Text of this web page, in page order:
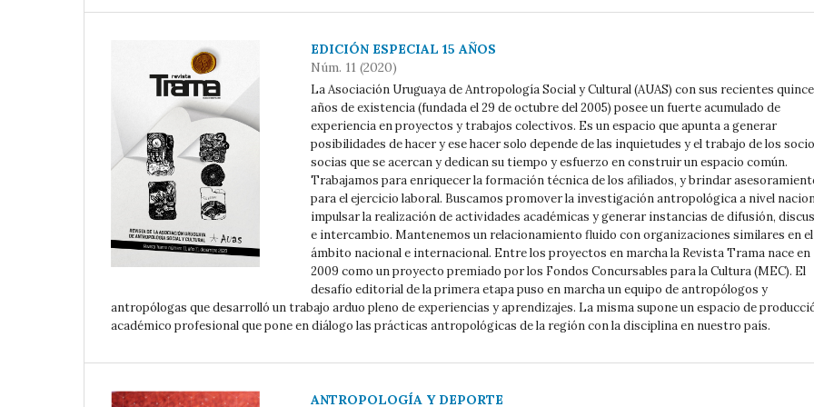
EDICIÓN ESPECIAL 15 AÑOS
Núm. 11 (2020)
La Asociación Uruguaya de Antropología Social y Cultural (AUAS) con sus recientes quince
años de existencia (fundada el 29 de octubre del 2005) posee un fuerte acumulado de
experiencia en proyectos y trabajos colectivos. Es un espacio que apunta a generar
posibilidades de hacer y ese hacer solo depende de las inquietudes y el trabajo de los
socias que se acercan y dedican su tiempo y esfuerzo en construir un espacio común.
Trabajamos para enriquecer la formación técnica de los afiliados, y brindar
para el ejercicio laboral. Buscamos promover la investigación antropológica a nivel
impulsar la realización de actividades académicas y generar instancias de difusión,
e intercambio. Mantenemos un relacionamiento fluido con organizaciones similares en el
ámbito nacional e internacional. Entre los proyectos en marcha la Revista Trama nace en
2009 como un proyecto premiado por los Fondos Concursables para la Cultura (MEC). El
desafío editorial de la primera etapa puso en marcha un equipo de antropólogos y
antropólogas que desarrolló un trabajo arduo pleno de experiencias y aprendizajes. La misma supone un espacio de
académico profesional que pone en diálogo las prácticas antropológicas de la región con la disciplina en nuestro país.
ANTROPOLOGÍA Y DEPORTE